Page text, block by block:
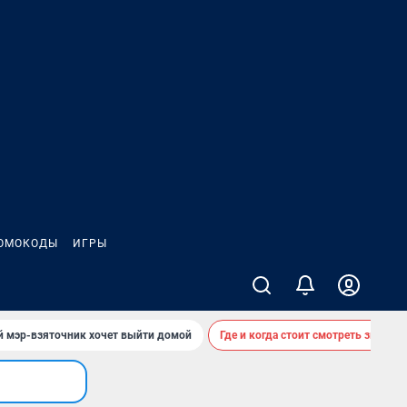
ИГРЫ
мэр-взяточник хочет выйти домой Где и когда стоит смотреть